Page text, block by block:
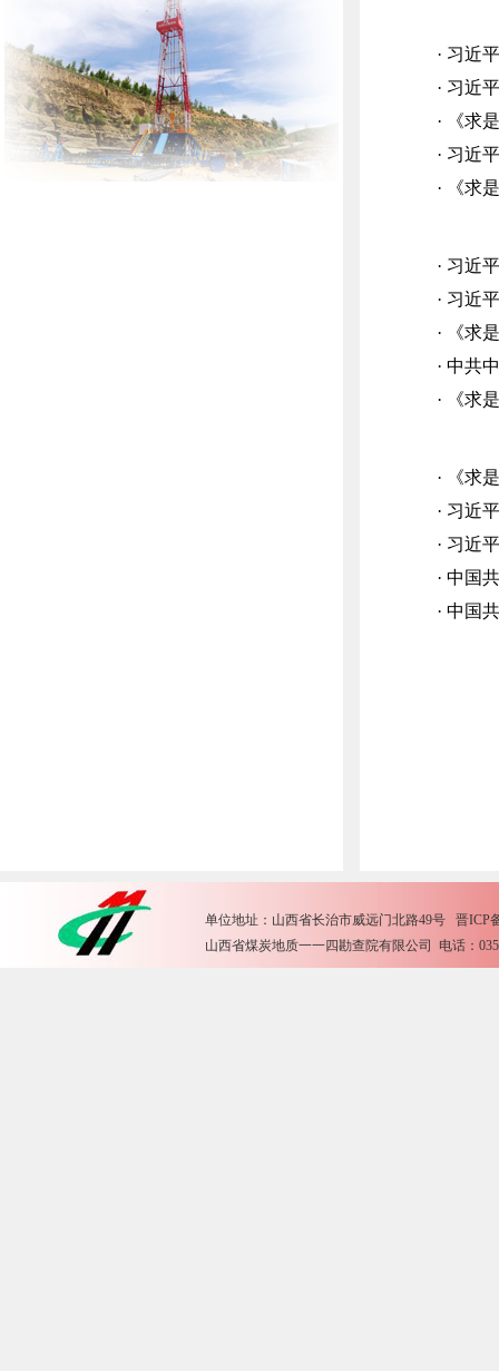
· 习近
· 习近
· 《求
· 习近
· 《求
· 习近
· 习近
· 《求
· 中共
· 《求
· 《求
· 习近
· 习近
· 中国
· 中国
单位地址：山西省长治市威远门北路49号 晋ICP
山西省煤炭地质一一四勘查院有限公司 电话：